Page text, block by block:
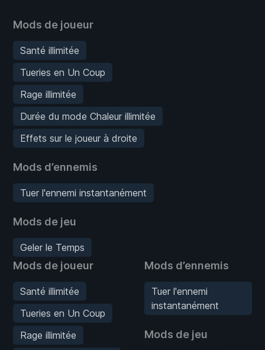
Mods de joueur
Santé illimitée
Tueries en Un Coup
Rage illimitée
Durée du mode Chaleur illimitée
Effets sur le joueur à droite
Mods d’ennemis
Tuer l'ennemi instantanément
Mods de jeu
Geler le Temps
Mods de joueur
Santé illimitée
Tueries en Un Coup
Rage illimitée
Mods d’ennemis
Tuer l'ennemi
instantanément
Mods de jeu